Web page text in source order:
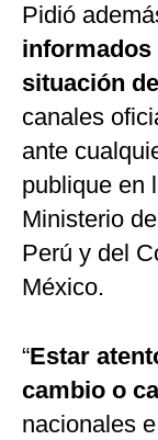
Pidió
informados
situación
canales
ante
publique en
Ministerio
Perú y del
México.
“Estar
cambio o
nacionales